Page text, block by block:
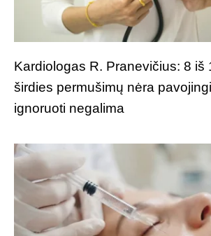
Kardiologas R. Pranevičius: 8 iš
širdies permušimų nėra
ignoruoti negalima